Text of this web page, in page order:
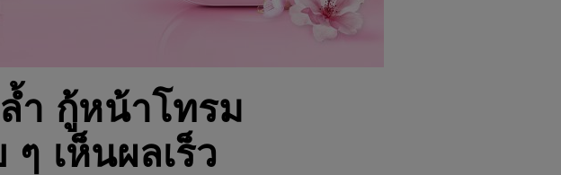
ำ กู้หน้าโทรม
เห็นผลเร็ว